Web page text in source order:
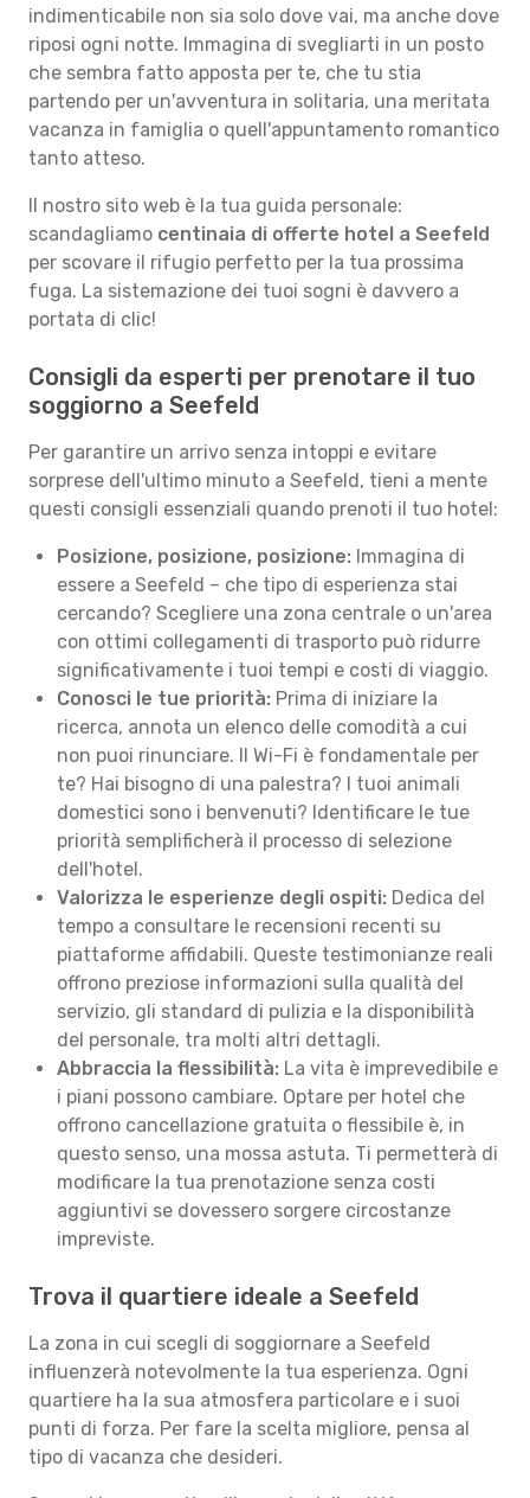
indimenticabile non sia solo dove vai, ma anche dove
riposi ogni notte. Immagina di svegliarti in un posto
che sembra fatto apposta per te, che tu stia
partendo per un'avventura in solitaria, una meritata
vacanza in famiglia o quell'appuntamento romantico
tanto atteso.
Il nostro sito web è la tua guida personale:
scandagliamo centinaia di offerte hotel a Seefeld
per scovare il rifugio perfetto per la tua prossima
fuga. La sistemazione dei tuoi sogni è davvero a
portata di clic!
Consigli da esperti per prenotare il tuo
soggiorno a Seefeld
Per garantire un arrivo senza intoppi e evitare
sorprese dell'ultimo minuto a Seefeld, tieni a mente
questi consigli essenziali quando prenoti il tuo hotel:
Posizione, posizione, posizione: Immagina di
essere a Seefeld – che tipo di esperienza stai
cercando? Scegliere una zona centrale o un'area
con ottimi collegamenti di trasporto può ridurre
significativamente i tuoi tempi e costi di viaggio.
Conosci le tue priorità: Prima di iniziare la
ricerca, annota un elenco delle comodità a cui
non puoi rinunciare. Il Wi-Fi è fondamentale per
te? Hai bisogno di una palestra? I tuoi animali
domestici sono i benvenuti? Identificare le tue
priorità semplificherà il processo di selezione
dell'hotel.
Valorizza le esperienze degli ospiti: Dedica del
tempo a consultare le recensioni recenti su
piattaforme affidabili. Queste testimonianze reali
offrono preziose informazioni sulla qualità del
servizio, gli standard di pulizia e la disponibilità
del personale, tra molti altri dettagli.
Abbraccia la flessibilità: La vita è imprevedibile e
i piani possono cambiare. Optare per hotel che
offrono cancellazione gratuita o flessibile è, in
questo senso, una mossa astuta. Ti permetterà di
modificare la tua prenotazione senza costi
aggiuntivi se dovessero sorgere circostanze
impreviste.
Trova il quartiere ideale a Seefeld
La zona in cui scegli di soggiornare a Seefeld
influenzerà notevolmente la tua esperienza. Ogni
quartiere ha la sua atmosfera particolare e i suoi
punti di forza. Per fare la scelta migliore, pensa al
tipo di vacanza che desideri.